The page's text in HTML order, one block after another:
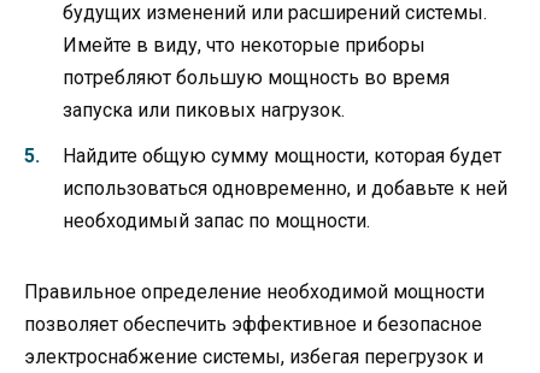
будущих изменений или расширений системы.
Имейте в виду, что некоторые приборы
потребляют большую мощность во время
запуска или пиковых нагрузок.
Найдите общую сумму мощности, которая будет
использоваться одновременно, и добавьте к ней
необходимый запас по мощности.
Правильное определение необходимой мощности
позволяет обеспечить эффективное и безопасное
электроснабжение системы, избегая перегрузок и